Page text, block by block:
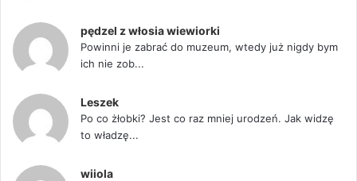
pędzel z włosia wiewiorki
Powinni je zabrać do muzeum, wtedy już nigdy bym
ich nie zob...
Leszek
Po co żłobki? Jest co raz mniej urodzeń. Jak widzę
to władzę...
wiiola